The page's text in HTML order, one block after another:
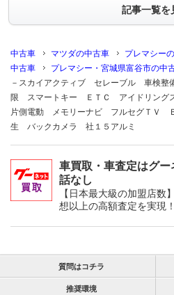
記事一覧を
中古車 マツダの中古車 プレマシー
中古車
プレマシー・宮城県富谷市の中
－スカイアクティブ セレーブル 車検
限 スマートキー ＥＴＣ アイドリング
片側電動 メモリーナビ フルセグＴＶ
生 バックカメラ 社１５アルミ
車買取・車査定はグ
話なし
【日本最大級の加盟店数
想以上の高額査定を実現！
質問はコチラ
推奨環境